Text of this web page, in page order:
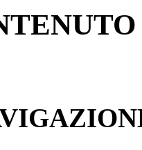
Camera